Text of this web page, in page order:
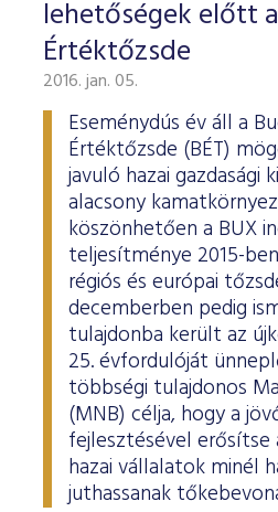
lehetőségek előtt
Értéktőzsde
2016. jan. 05.
Eseménydús év áll a
Értéktőzsde (BÉT)
javuló hazai gazdasági
alacsony
köszönhetően a BUX
teljesítménye 2015-
régiós és európai
decemberben pedig
tulajdonba került az
25. évfordulóját
többségi tulajdonos
(MNB) célja, hogy a
fejlesztésével
hazai vállalatok minél
juthassanak